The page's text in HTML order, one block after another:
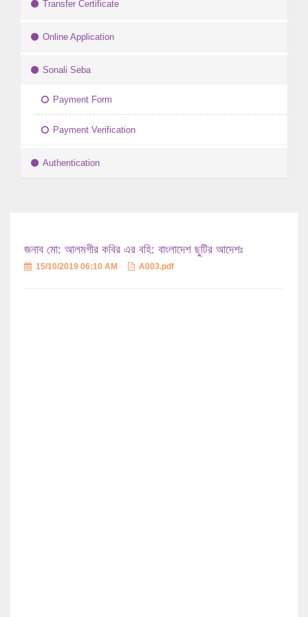
Transfer Certificate
Online Application
Sonali Seba
Payment Form
Payment Verification
Authentication
জনাব মো: আলমগীর কবির এর বহি: বাংলাদেশ ছুটির আদেশঃ
15/10/2019 06:10 AM A003.pdf